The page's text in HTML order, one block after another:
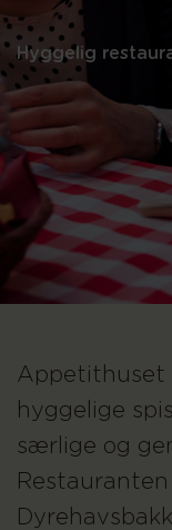
Hyggelig
Appetithuset
hyggelige
særlige og